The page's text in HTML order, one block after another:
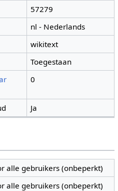
57279
nl - Nederlands
wikitext
Toegestaan
0
Ja
alle gebruikers (onbeperkt)
alle gebruikers (onbeperkt)